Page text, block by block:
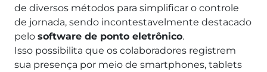
de diversos métodos para simplificar o controle
de jornada, sendo incontestavelmente destacado
pelo software de ponto eletrônico.
Isso possibilita que os colaboradores registrem
sua presença por meio de smartphones, tablets